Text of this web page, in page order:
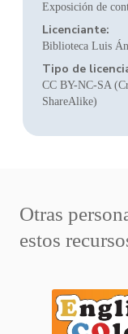
Exposición de
Licenciante:
Biblioteca Luis
Tipo de
CC BY-NC-SA
ShareAlike)
Otras
estos